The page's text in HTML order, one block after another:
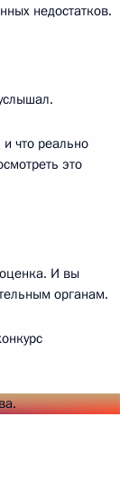
недостатков.
что реально
это
И вы
органам.